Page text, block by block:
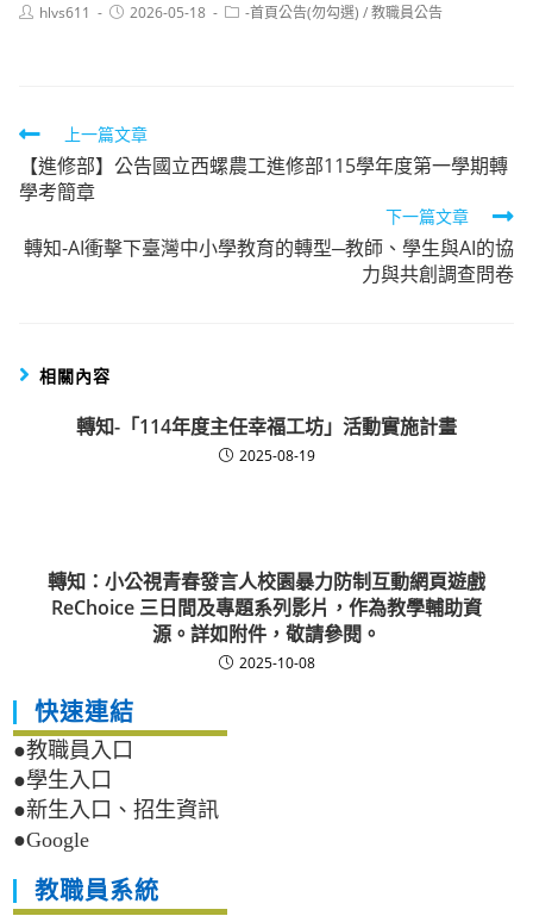
Posthlvs611
Post2026-05-18
Post-首頁公告(勿勾選) /教職員公告
Read
more
articles
上一篇文章
【進修部】公告國立西螺農工進修部115學年度第一學期轉
學考簡章
下一篇文章
轉知-AI衝擊下臺灣中小學教育的轉型─教師、學生與AI的協
力與共創調查問卷
相關內容
轉知-「114年度主任幸福工坊」活動實施計畫
2025-08-19
轉知：小公視青春發言人校園暴力防制互動網頁遊戲
ReChoice 三日間及專題系列影片，作為教學輔助資
源。詳如附件，敬請參閱。
2025-10-08
快速連結
●教職員入口
●學生入口
●新生入口、招生資訊
●Google
教職員系統